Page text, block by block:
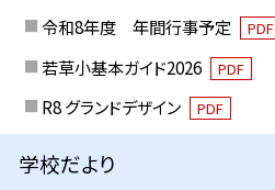
令和8年度 年間行事予定 PDF
若草小基本ガイド2026 PDF
R8 グランドデザイン PDF
学校だより